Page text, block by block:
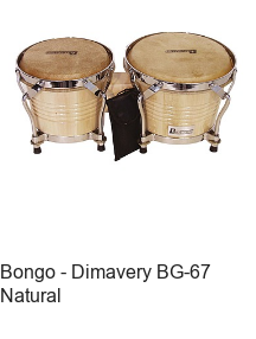
Bongo - Dimavery BG-67
Natural